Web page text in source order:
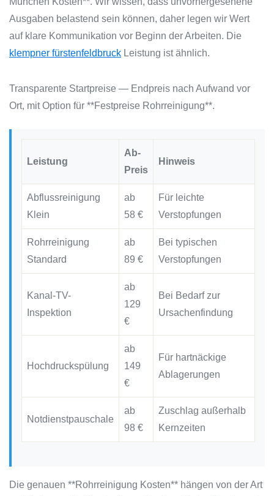
Ausgaben belastend sein können, daher legen wir Wert
auf klare Kommunikation vor Beginn der Arbeiten. Die
klempner fürstenfeldbruck Leistung ist ähnlich.
Transparente Startpreise — Endpreis nach Aufwand vor
Ort, mit Option für **Festpreise Rohrreinigung**.
Leistung
Ab-
Preis
Hinweis
Abflussreinigung
Klein
ab
58 €
Für leichte
Verstopfungen
Rohrreinigung
Standard
ab
89 €
Bei typischen
Verstopfungen
Kanal-TV-
Inspektion
ab
129
€
Bei Bedarf zur
Ursachenfindung
Hochdruckspülung
ab
149
€
Für hartnäckige
Ablagerungen
Notdienstpauschale
ab
98 €
Zuschlag außerhalb
Kernzeiten
Die genauen **Rohrreinigung Kosten** hängen von der Art